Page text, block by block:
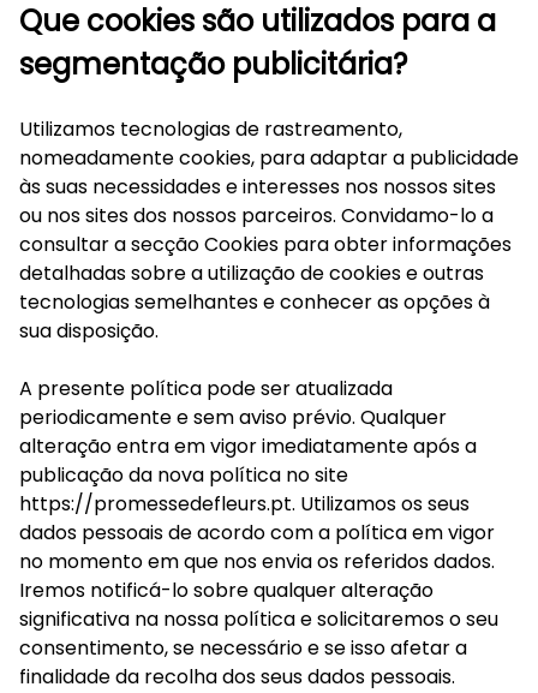
Que cookies são utilizados para a
segmentação publicitária?
Utilizamos tecnologias de rastreamento,
nomeadamente cookies, para adaptar a publicidade
às suas necessidades e interesses nos nossos sites
ou nos sites dos nossos parceiros. Convidamo-lo a
consultar a secção Cookies para obter informações
detalhadas sobre a utilização de cookies e outras
tecnologias semelhantes e conhecer as opções à
sua disposição.
A presente política pode ser atualizada
periodicamente e sem aviso prévio. Qualquer
alteração entra em vigor imediatamente após a
publicação da nova política no site
https://promessedefleurs.pt. Utilizamos os seus
dados pessoais de acordo com a política em vigor
no momento em que nos envia os referidos dados.
Iremos notificá-lo sobre qualquer alteração
significativa na nossa política e solicitaremos o seu
consentimento, se necessário e se isso afetar a
finalidade da recolha dos seus dados pessoais.